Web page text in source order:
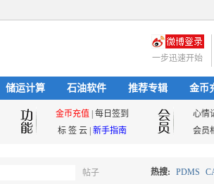
一步迅速开始
储运计算 石油软件 推荐专辑 金币
金币充值 每日签到 心情
标 签 云 新手指南 会员
帖子 热搜: PDMS